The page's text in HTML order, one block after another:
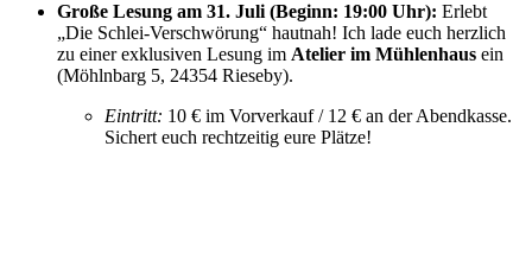
Große Lesung am 31. Juli (Beginn: 19:00 Uhr): Erlebt
„Die Schlei-Verschwörung“ hautnah! Ich lade euch herzlich
zu einer exklusiven Lesung im Atelier im Mühlenhaus ein
(Möhlnbarg 5, 24354 Rieseby).
Eintritt: 10 € im Vorverkauf / 12 € an der Abendkasse.
Sichert euch rechtzeitig eure Plätze!